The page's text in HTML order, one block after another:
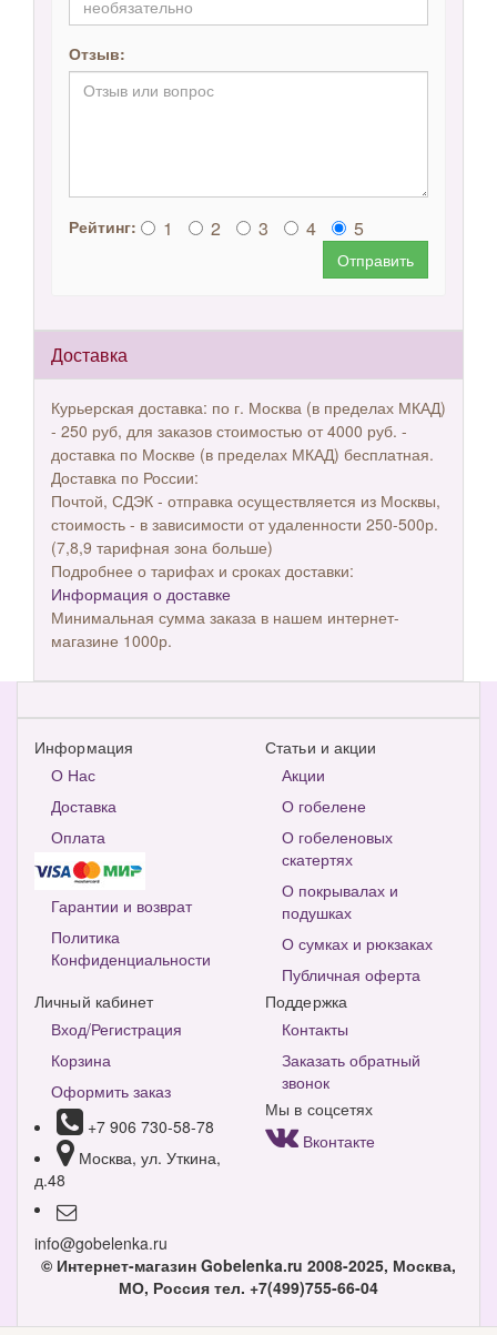
Отзыв:
Рейтинг: 1 2 3 4 5
Отправить
Доставка
Курьерская доставка: по г. Москва (в пределах МКАД)
- 250 руб, для заказов стоимостью от 4000 руб. -
доставка по Москве (в пределах МКАД) бесплатная.
Доставка по России:
Почтой, СДЭК - отправка осуществляется из Москвы,
стоимость - в зависимости от удаленности 250-500р.
(7,8,9 тарифная зона больше)
Подробнее о тарифах и сроках доставки:
Информация о доставке
Минимальная сумма заказа в нашем интернет-
магазине 1000р.
Информация
О Нас
Доставка
Оплата
Гарантии и возврат
Политика
Конфиденциальности
Статьи и акции
Акции
О гобелене
О гобеленовых
скатертях
О покрывалах и
подушках
О сумках и рюкзаках
Публичная оферта
Личный кабинет
Вход/Регистрация
Корзина
Оформить заказ
+7 906 730-58-78
Москва, ул. Уткина,
д.48
info@gobelenka.ru
Поддержка
Контакты
Заказать обратный
звонок
Мы в соцсетях
Вконтакте
© Интернет-магазин Gobelenka.ru 2008-2025, Москва,
МО, Россия тел. +7(499)755-66-04